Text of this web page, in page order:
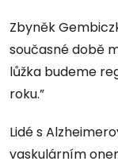
Zbyněk
současné době
lůžka budeme
roku.”
Lidé s
vaskulárním